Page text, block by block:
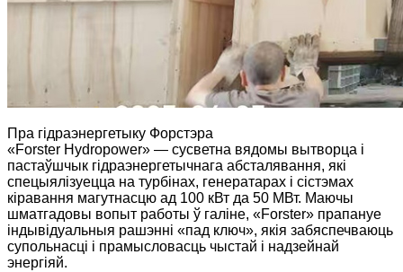
Пра гідраэнергетыку Форстэра
«Forster Hydropower» — сусветна вядомы вытворца і
пастаўшчык гідраэнергетычнага абсталявання, які
спецыялізуецца на турбінах, генератарах і сістэмах
кіравання магутнасцю ад 100 кВт да 50 МВт. Маючы
шматгадовы вопыт работы ў галіне, «Forster» прапануе
індывідуальныя рашэнні «пад ключ», якія забяспечваюць
супольнасці і прамысловасць чыстай і надзейнай
энергіяй.